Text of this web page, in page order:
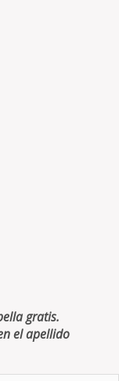
gratis.
el apellido